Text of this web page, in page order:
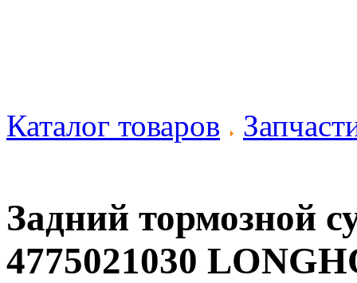
Каталог товаров
Задний тормозной
4775021030